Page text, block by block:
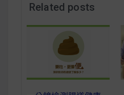
蔬食純素營養
純素料理食譜
Related posts